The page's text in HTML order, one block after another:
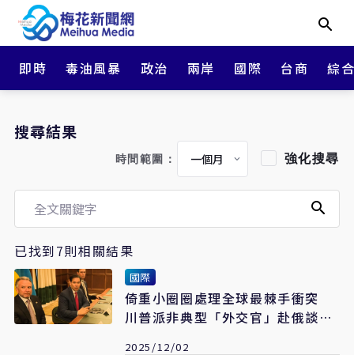
即時 毒油風暴 政治 兩岸 國際 台商 綜
搜尋結果
時間範圍： 強化搜尋
已找到7則相關結果
國際
倚重小圈圈處理全球最棘手衝突
川普派非典型「外交官」赴俄談終
2025/12/02